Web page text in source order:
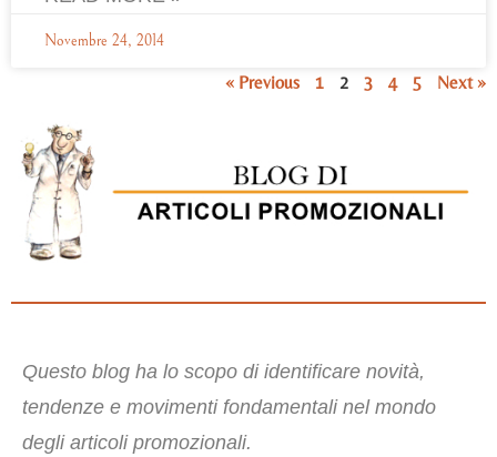
Novembre 24, 2014
« Previous 1 2 3 4 5 Next »
Questo blog ha lo scopo di identificare novità,
tendenze e movimenti fondamentali nel mondo
degli articoli promozionali.